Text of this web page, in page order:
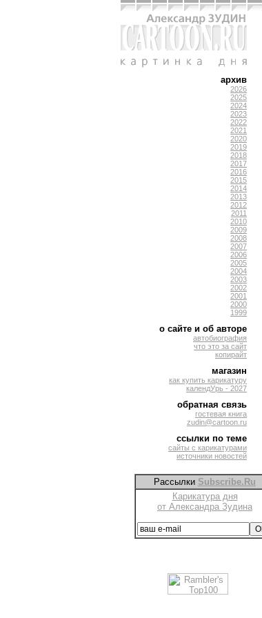
архив
2026
2025
2024
2023
2022
2021
2020
2019
2018
2017
2016
2015
2014
2013
2012
2011
2010
2009
2008
2007
2006
2005
2004
2003
2002
2001
2000
1999
о сайте и об авторе
автобиография
что это за сайт
копирайт
магазин
как купить карикатуру
календУрь - 2027
обратная связь
гостевая книга
zudin@cartoon.ru
ссылки по теме
сайты с карикатурами
источники новостей
Рассылки Subscribe.Ru
Карикатура дня
от Александра Зудина